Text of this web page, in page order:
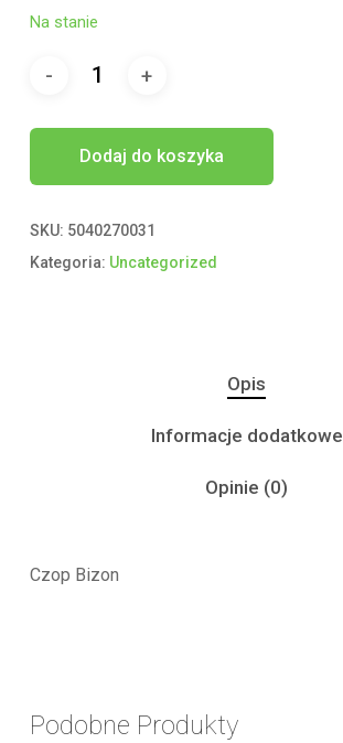
Na stanie
Dodaj do koszyka
SKU: 5040270031
Kategoria: Uncategorized
Opis
Informacje dodatkowe
Opinie (0)
Czop Bizon
Podobne Produkty